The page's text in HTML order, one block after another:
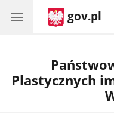
gov.pl
Plastycznych